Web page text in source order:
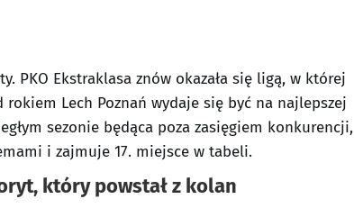
PKO Ekstraklasa znów okazała się ligą, w której
Lech Poznań wydaje się być na najlepszej
sezonie będąca poza zasięgiem konkurencji,
i zajmuje 17. miejsce w tabeli.
który powstał z kolan